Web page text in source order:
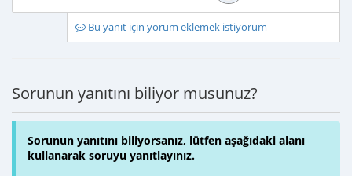
Bu yanıt için yorum eklemek istiyorum
Sorunun yanıtını biliyor musunuz?
Sorunun yanıtını biliyorsanız, lütfen aşağıdaki alanı
kullanarak soruyu yanıtlayınız.